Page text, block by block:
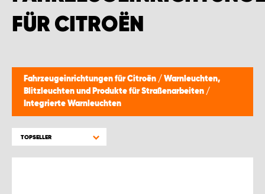
FÜR CITROËN
Fahrzeugeinrichtungen für Citroën / Warnleuchten,
Blitzleuchten und Produkte für Straßenarbeiten /
Integrierte Warnleuchten
TOPSELLER